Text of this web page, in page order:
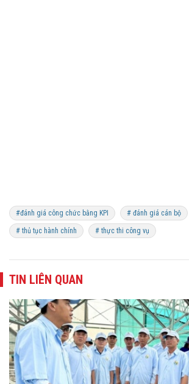
#đánh giá công chức bằng KPI # đánh giá cán bộ
# thủ tục hành chính # thực thi công vụ
TIN LIÊN QUAN